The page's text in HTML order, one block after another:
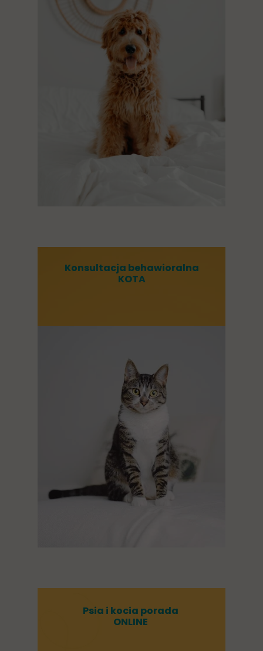
Psia i kocia porada
ONLINE
Konsultacja behawioralna
KOTA